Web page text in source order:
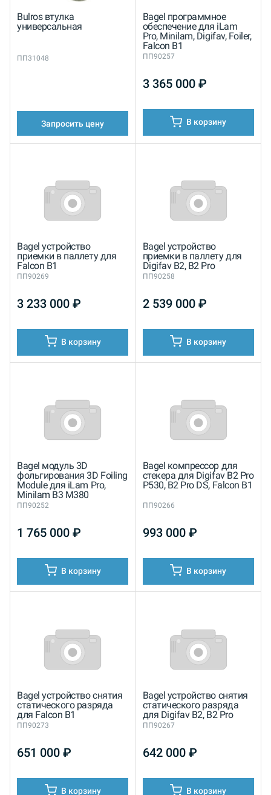
Bulros втулка
универсальная
ПП31048
Запросить цену
Bagel программное
обеспечение для iLam
Pro, Minilam, Digifav, Foiler,
Falcon B1
ПП90257
3 365 000 ₽
В корзину
Bagel устройство
приемки в паллету для
Falcon B1
ПП90269
3 233 000₽
В корзину
Bagel устройство
приемки в паллету для
Digifav B2, B2 Pro
ПП90258
2 539 000 ₽
В корзину
Bagel модуль 3D
фольгирования 3D Foiling
Module для iLam Pro,
Minilam B3 M380
ПП90252
1 765 000₽
В корзину
Bagel компрессор для
стекера для Digifav B2 Pro
P530, B2 Pro DS, Falcon B1
ПП90266
993 000 ₽
В корзину
Bagel устройство снятия
статического разряда
для Falcon B1
ПП90273
651 000₽
В корзину
Bagel устройство снятия
статического разряда
для Digifav B2, B2 Pro
ПП90267
642 000 ₽
В корзину